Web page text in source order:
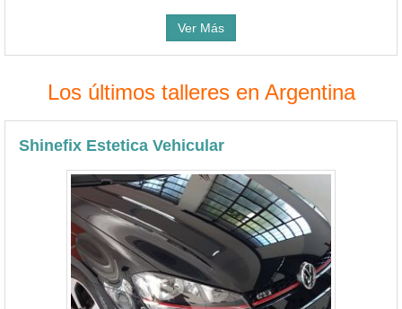
Ver Más
Los últimos talleres en Argentina
Shinefix Estetica Vehicular